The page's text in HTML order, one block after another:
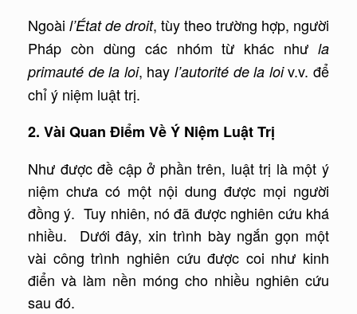
Ngoài l’État de droit, tùy theo trường hợp, người
Pháp còn dùng các nhóm từ khác như la
primauté de la loi, hayl’autorité de la loiv.v. để
chỉ ý niệm luật trị.
2. Vài Quan Điểm Về Ý Niệm Luật Trị
Như được đề cập ở phần trên, luật trị là một ý
niệm chưa có một nội dung được mọi người
đồng ý. Tuy nhiên, nó đã được nghiên cứu khá
nhiều. Dưới đây, xin trình bày ngắn gọn một
vài công trình nghiên cứu được coi như kinh
điển và làm nền móng cho nhiều nghiên cứu
sau đó.